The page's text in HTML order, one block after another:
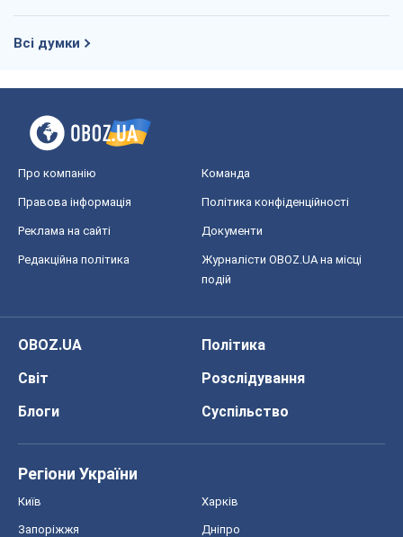
Всі думки
Про компанію Команда
Правова інформація Політика конфіденційності
Реклама на сайті Документи
Редакційна політика
Журналісти OBOZ.UA на місці
подій
OBOZ.UA
Політика
Світ
Розслідування
Блоги
Суспільство
Регіони України
Київ Харків
Запоріжжя Дніпро